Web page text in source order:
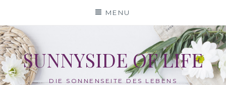
content
MENU
SUNNYSIDE OF LIFE
DIE SONNENSEITE DES LEBENS